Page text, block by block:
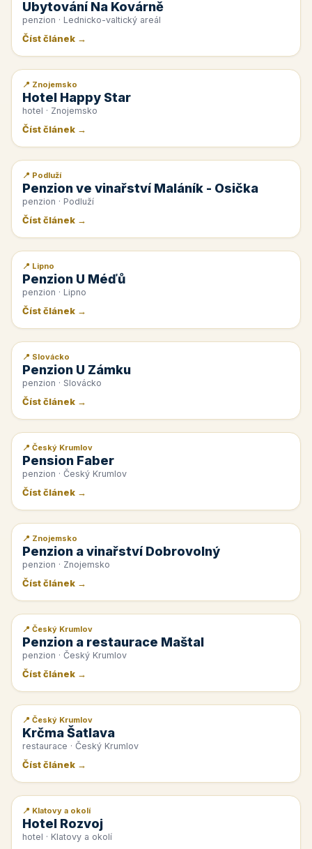
Ubytování Na Kovárně
penzion · Lednicko-valtický areál
Číst článek →
📰 PR článek
📍 Znojemsko
Hotel Happy Star
hotel · Znojemsko
Číst článek →
📰 PR článek
📍 Podluží
Penzion ve vinařství Maláník - Osička
penzion · Podluží
Číst článek →
📰 PR článek
📍 Lipno
Penzion U Méďů
penzion · Lipno
Číst článek →
📰 PR článek
📍 Slovácko
Penzion U Zámku
penzion · Slovácko
Číst článek →
📰 PR článek
📍 Český Krumlov
Pension Faber
penzion · Český Krumlov
Číst článek →
📰 PR článek
📍 Znojemsko
Penzion a vinařství Dobrovolný
penzion · Znojemsko
Číst článek →
📰 PR článek
📍 Český Krumlov
Penzion a restaurace Maštal
penzion · Český Krumlov
Číst článek →
📰 PR článek
📍 Český Krumlov
Krčma Šatlava
restaurace · Český Krumlov
Číst článek →
📰 PR článek
📍 Klatovy a okolí
Hotel Rozvoj
hotel · Klatovy a okolí